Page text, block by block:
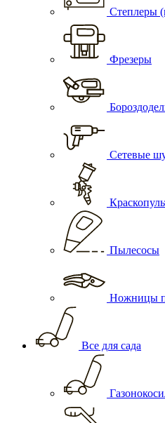
Степлеры
Фрезеры
Сетевые
Пылесосы
Ножницы
Все для сада